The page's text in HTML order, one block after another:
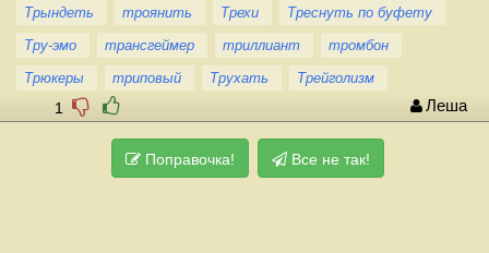
Трындеть
троянить Трехи
Треснуть по буфету
Тру-эмо
трансгеймер триллиант
тромбон
Трюкеры
триповый Трухать Трейголизм
1 Леша
Поправочка! Все не так!